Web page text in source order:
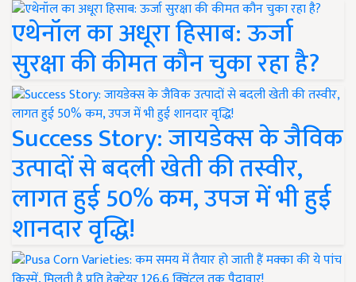
एथेनॉल का अधूरा हिसाब: ऊर्जा
सुरक्षा की कीमत कौन चुका रहा है?
Success Story: जायडेक्स के जैविक
उत्पादों से बदली खेती की तस्वीर,
लागत हुई 50% कम, उपज में भी हुई
शानदार वृद्धि!